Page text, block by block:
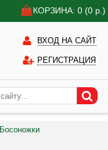
КОРЗИНА: 0 (0 р.)
ВХОД НА САЙТ
РЕГИСТРАЦИЯ
Босоножки